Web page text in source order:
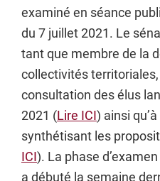
examiné en séance
du 7 juillet 2021. Le
tant que membre de la
collectivités
consultation des élus
2021 (Lire ICI) ainsi
synthétisant les
ICI). La phase
a débuté la semaine